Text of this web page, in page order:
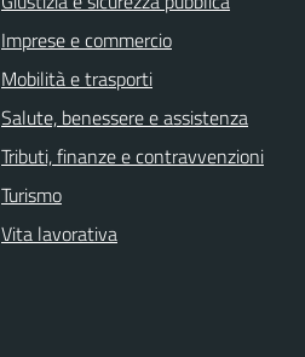
Imprese e commercio
Mobilità e trasporti
Salute, benessere e assistenza
Tributi, finanze e contravvenzioni
Turismo
Vita lavorativa